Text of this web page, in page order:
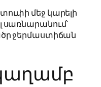
մեջ կարելի
սառնարանում՝
ջերմաստիճան